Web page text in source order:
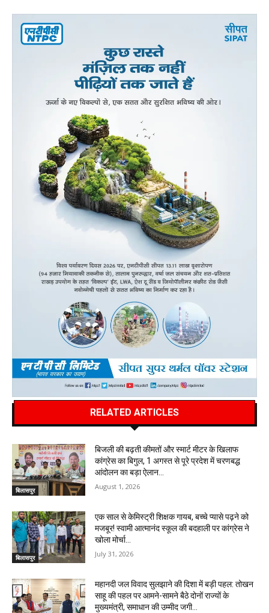
RELATED ARTICLES
बिलासपुर
बिजली की बढ़ती कीमतों और स्मार्ट मीटर के खिलाफ
कांग्रेस का बिगुल, 1 अगस्त से पूरे प्रदेश में चरणबद्ध
आंदोलन का बड़ा ऐलान…
August 1, 2026
बिलासपुर
एक साल से केमिस्ट्री शिक्षक गायब, बच्चे प्यासे पढ़ने को
मजबूर! स्वामी आत्मानंद स्कूल की बदहाली पर कांग्रेस ने
खोला मोर्चा…
July 31, 2026
महानदी जल विवाद सुलझाने की दिशा में बड़ी पहल: तोखन
साहू की पहल पर आमने-सामने बैठे दोनों राज्यों के
मुख्यमंत्री, समाधान की उम्मीद जगी…